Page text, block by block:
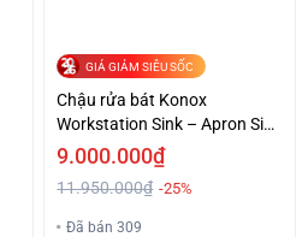
GIÁ GIẢM SIÊU SỐC
Chậu rửa bát Konox
Workstation Sink – Apron Sink
KN8051AS Retta
9.000.000₫
11.950.000₫ -25%
Đã bán 309